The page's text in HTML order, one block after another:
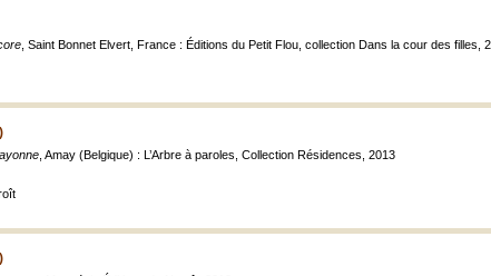
, Saint Bonnet Elvert, France : Éditions du Petit Flou, collection Dans la cour des filles,
, Amay (Belgique) : L’Arbre à paroles, Collection Résidences, 2013